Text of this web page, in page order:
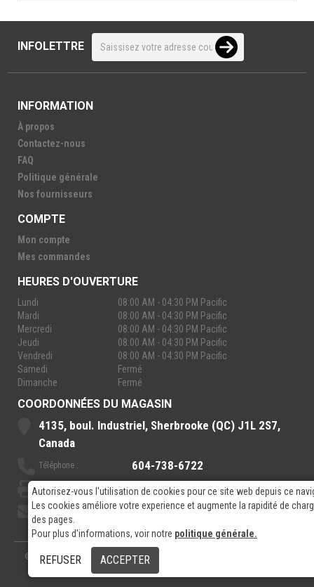
Autorisez-vous l'utilisation de cookies pour ce site web depuis ce
Les cookies améliore votre experience et augmente la rapidité de
des pages.
Pour plus d'informations, voir notre politique générale.
REFUSER ACCEPTER
INFOLETTRE
INFORMATION
À propos
Contactez-nous
FAQ
Politique générale
Nos fournisseurs
© 2026- RP Electronics
COMPTE
Mon compte
Mes commandes
HEURES D'OUVERTURE
Lundi
08:00 AM - 04:30 PM Pacific
Mardi
08:00 AM - 04:30 PM Pacific
Mercredi
08:00 AM - 04:30 PM Pacific
Jeudi
08:00 AM - 04:30 PM Pacific
Vendredi
08:00 AM - 04:30 PM Pacific
Samedi
Fermé
Dimanche
Fermé
COORDONNÉES DU MAGASIN
4135, boul. Industriel, Sherbrooke (QC) J1L 2S7,
Canada
Téléphone : 604-738-6722
Sans-Frais : 888-921-7770
Courriel: sales@rpelectronics.com